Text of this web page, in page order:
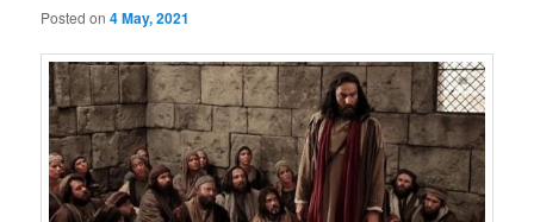
Posted on4 May, 2021